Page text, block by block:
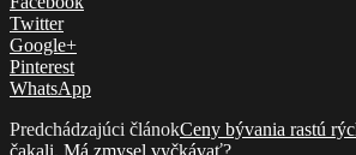
Twitter
Google+
Pinterest
WhatsApp
Predchádzajúci článokCeny bývania rastú